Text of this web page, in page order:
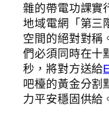
雜的帶電功課實
地域電網「第三
空間的絕對對稱
們必須同時在十
秒，將對方送給
吧檯的黃金分割
力平安穩固供給